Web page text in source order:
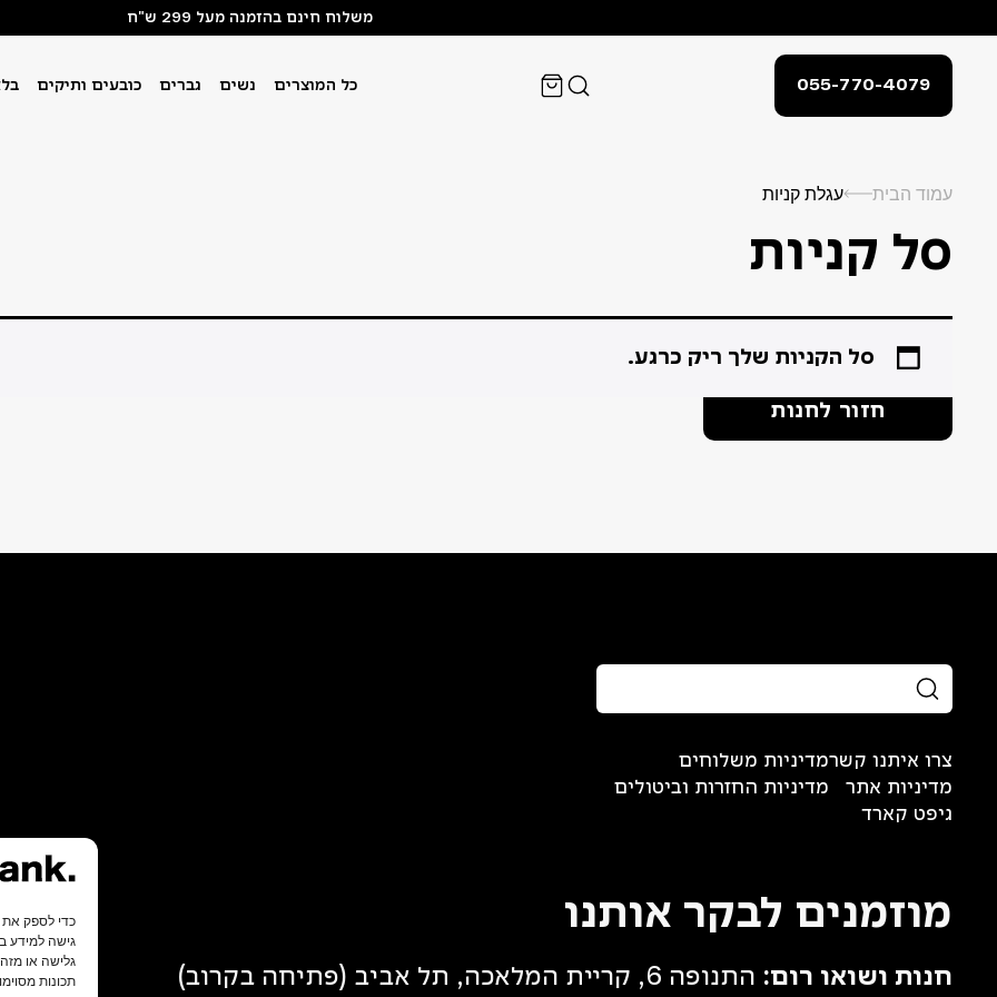
גישה למידע
גלישה או
תכונות
משלוח חינם בהזמנה מעל 299 ש"ח
055-770-4079 כל המוצרים נשים גברים כובעים ותיקים
עמוד הבית עגלת קניות
סל קניות
סל הקניות שלך ריק כרגע.
חזור לחנות
צרו איתנו קשר
מדיניות אתר
גיפט קארד
מדיניות משלוחים
מדיניות החזרות וביטולים
מוזמנים לבקר אותנו
חנות ושואו רום: התנופה 6, קריית המלאכה, תל אביב (פתיחה בקרוב)